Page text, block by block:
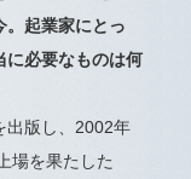
。起業家にとっ
に必要なものは何
出版し、2002年
場を果たした